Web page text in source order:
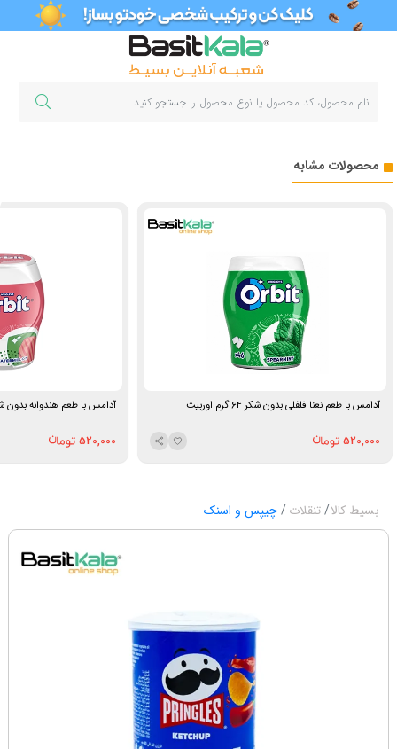
محصولات مشابه
آدامس با طعم نعنا فلفلی بدون شکر ۶۴ گرم اوربیت
520,000
آدامس با طعم هندوانه بدون شکر ۶۴ گرم
520,000
بسیط کالا تنقلات چیپس و اسنک